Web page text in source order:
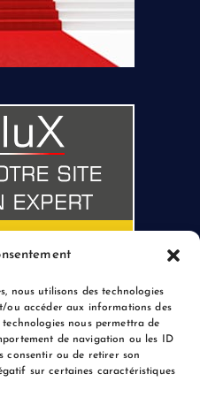
nous utilisons des technologies
ou accéder aux informations des
nous permettra de
de navigation ou les ID
consentir ou de retirer son
sur certaines caractéristiques